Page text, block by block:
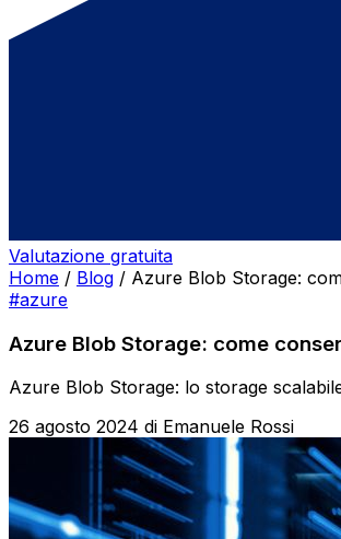
Valutazione gratuita
Home / Blog / Azure Blob Storage:
#azure
Azure Blob Storage: come
Azure Blob Storage: lo storage
26 agosto 2024 di Emanuele Rossi